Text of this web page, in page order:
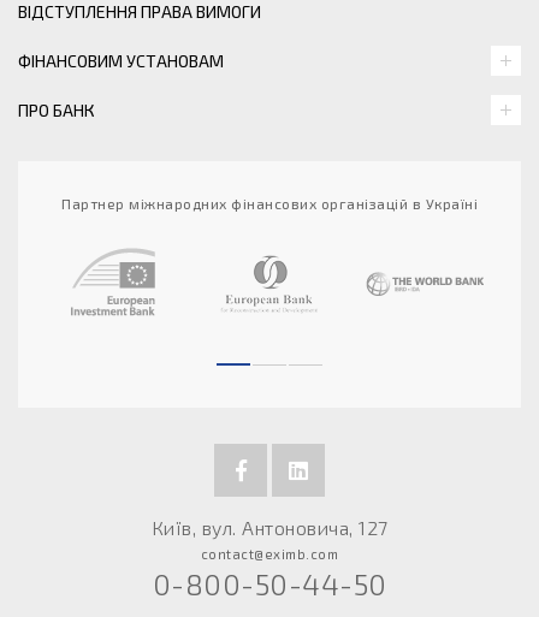
ВІДСТУПЛЕННЯ ПРАВА ВИМОГИ
ФІНАНСОВИМ УСТАНОВАМ
ПРО БАНК
Партнер міжнародних фінансових організацій в Україні
Київ, вул. Антоновича, 127
contact@eximb.com
0-800-50-44-50